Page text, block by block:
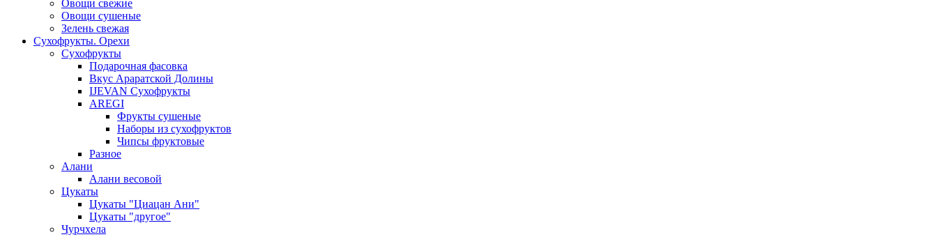
Овощи свежие
Овощи сушеные
Зелень свежая
Сухофрукты. Орехи
Сухофрукты
Подарочная фасовка
Вкус Араратской Долины
IJEVAN Сухофрукты
AREGI
Фрукты сушеные
Наборы из сухофруктов
Чипсы фруктовые
Разное
Алани
Алани весовой
Цукаты
Цукаты "Циацан Ани"
Цукаты "другое"
Чурчхела